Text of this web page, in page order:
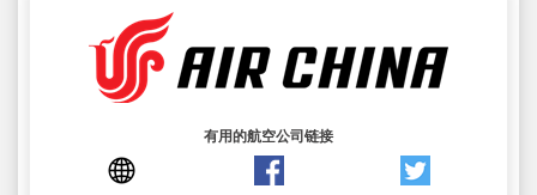
有用的航空公司链接